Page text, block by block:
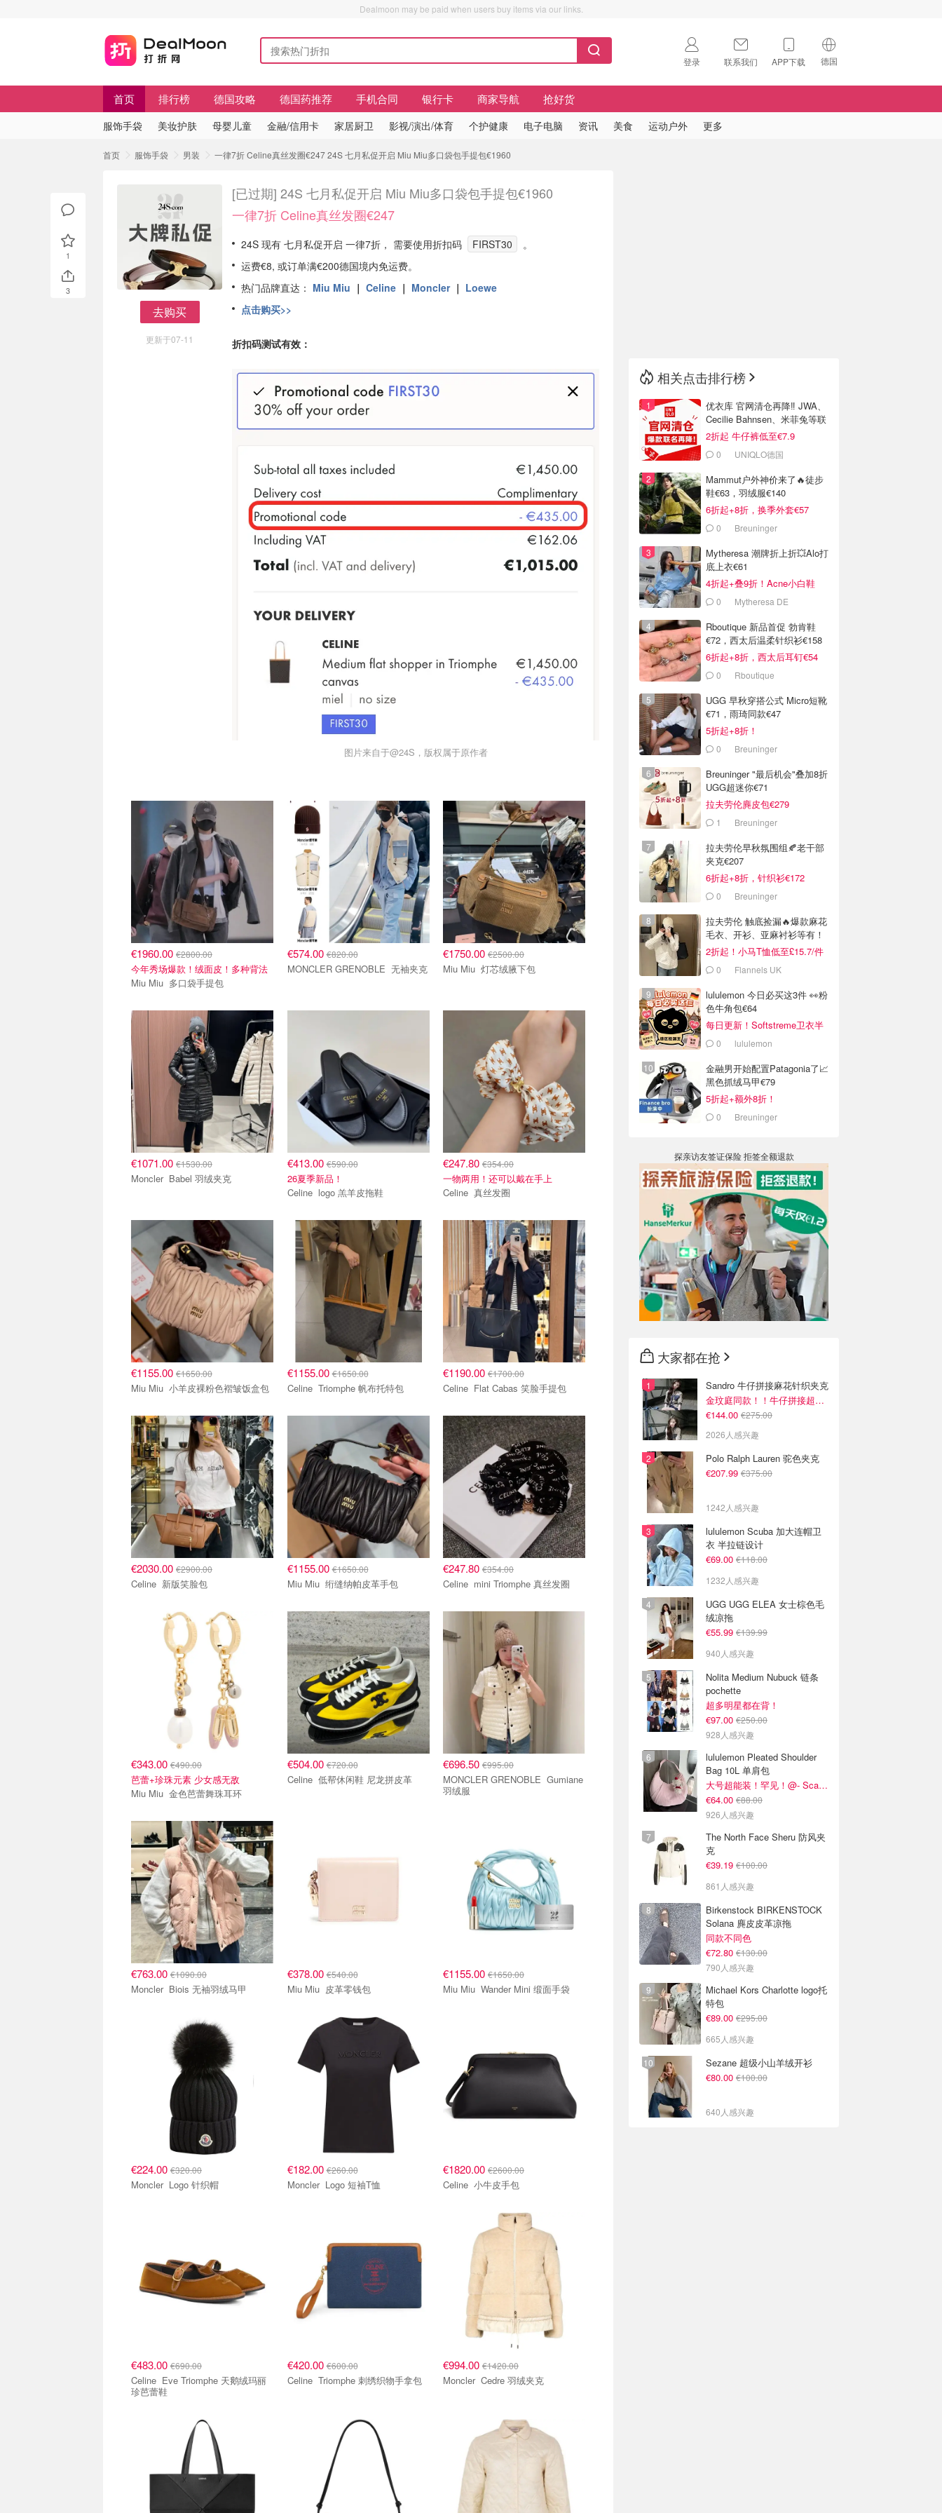
Dealmoon may be paid when users buy items via our links.
登录 联系我们 APP下载 德国
🇺🇸
首页 排行榜 德国攻略 德国药推荐 手机合同 银行卡 商家导航 抢好货
服饰手袋 美妆护肤 母婴儿童 金融/信用卡 家居厨卫 影视/演出/体育 个护健康 电子电脑 资讯 美食 运动户外 更多
首页 服饰手袋 男装 一律7折 Celine真丝发圈€247 24S 七月私促开启 Miu Miu多口袋包手提包€1960
去购买
更新于07-11
[已过期] 24S 七月私促开启 Miu Miu多口袋包手提包€1960
一律7折 Celine真丝发圈€247
24S 现有 七月私促开启 一律7折， 需要使用折扣码 FIRST30
。
运费€8, 或订单满€200德国境内免运费。
热门品牌直达： Miu Miu ｜ Celine ｜ Moncler｜ Loewe
点击购买>>
折扣码测试有效：
图片来自于@24S，版权属于原作者
€1960.00 €2800.00
今年秀场爆款！绒面皮！多种背法
Miu Miu 多口袋手提包
€574.00€820.00
MONCLER GRENOBLE 无袖夹克
€1750.00 €2500.00
Miu Miu 灯芯绒腋下包
€1071.00 €1530.00
Moncler Babel 羽绒夹克
€413.00€590.00
26夏季新品！
Celine logo 羔羊皮拖鞋
€247.80 €354.00
一物两用！还可以戴在手上
Celine 真丝发圈
€1155.00 €1650.00
Miu Miu 小羊皮裸粉色褶皱饭盒包
€1155.00€1650.00
Celine Triomphe 帆布托特包
€1190.00 €1700.00
Celine Flat Cabas 笑脸手提包
€2030.00 €2900.00
Celine 新版笑脸包
€1155.00€1650.00
Miu Miu 绗缝纳帕皮革手包
€247.80 €354.00
Celine mini Triomphe 真丝发圈
€343.00 €490.00
芭蕾+珍珠元素 少女感无敌
Miu Miu 金色芭蕾舞珠耳环
€504.00€720.00
Celine 低帮休闲鞋 尼龙拼皮革
€696.50 €995.00
MONCLER GRENOBLE Gumiane
羽绒服
€763.00 €1090.00
Moncler Biois 无袖羽绒马甲
€378.00€540.00
Miu Miu 皮革零钱包
€1155.00 €1650.00
Miu Miu Wander Mini 缎面手袋
€224.00 €320.00
Moncler Logo 针织帽
€182.00€260.00
Moncler Logo 短袖T恤
€1820.00 €2600.00
Celine 小牛皮手包
€483.00 €690.00
Celine Eve Triomphe 天鹅绒玛丽
珍芭蕾鞋
€420.00€600.00
Celine Triomphe 刺绣织物手拿包
€994.00 €1420.00
Moncler Cedre 羽绒夹克
1
3
相关点击排行榜
优衣库 官网清仓再降‼️ JWA、
Cecilie Bahnsen、米菲兔等联
名
2折起 牛仔裤低至€7.9
0 UNIQLO德国
Mammut户外神价来了🔥徒步
鞋€63，羽绒服€140
6折起+8折，换季外套€57
0 Breuninger
Mytheresa 潮牌折上折💥Alo打
底上衣€61
4折起+叠9折！Acne小白鞋
€2640 Mytheresa DE
Rboutique 新品首促 勃肯鞋
€72，西太后温柔针织衫€158
6折起+8折，西太后耳钉€54
0 Rboutique
UGG 早秋穿搭公式 Micro短靴
€71，雨琦同款€47
5折起+8折！
0 Breuninger
Breuninger "最后机会"叠加8折
UGG超迷你€71
拉夫劳伦麂皮包€279
1 Breuninger
拉夫劳伦早秋氛围组🍂老干部
夹克€207
6折起+8折，针织衫€172
0 Breuninger
拉夫劳伦 触底捡漏🔥爆款麻花
毛衣、开衫、亚麻衬衫等有！
2折起！小马T恤低至£15.7/件
0 Flannels UK
lululemon 今日必买这3件 👀粉
色牛角包€64
每日更新！Softstreme卫衣半
价 0 lululemon
金融男开始配置Patagonia了📈
黑色抓绒马甲€79
5折起+额外8折！
0 Breuninger
探亲访友签证保险 拒签全额退款
大家都在抢
Sandro 牛仔拼接麻花针织夹克
金玟庭同款！！牛仔拼接超有层次感
€144.00 €275.00
2026人感兴趣
Polo Ralph Lauren 驼色夹克
€207.99 €375.00
1242人感兴趣
lululemon Scuba 加大连帽卫
衣 半拉链设计
€69.00 €118.00
1232人感兴趣
UGG UGG ELEA 女士棕色毛
绒凉拖
€55.99 €139.99
940人感兴趣
Nolita Medium Nubuck 链条
pochette
超多明星都在背！
€97.00 €250.00
928人感兴趣
lululemon Pleated Shoulder
Bag 10L 单肩包
大号超能装！罕见！@- Scarlett
€64.00 €88.00
926人感兴趣
The North Face Sheru 防风夹
克
€39.19 €100.00
861人感兴趣
Birkenstock BIRKENSTOCK
Solana 麂皮皮革凉拖
同款不同色
€72.80 €130.00
790人感兴趣
Michael Kors Charlotte logo托
特包
€89.00 €295.00
665人感兴趣
Sezane 超级小山羊绒开衫
€80.00 €100.00
640人感兴趣